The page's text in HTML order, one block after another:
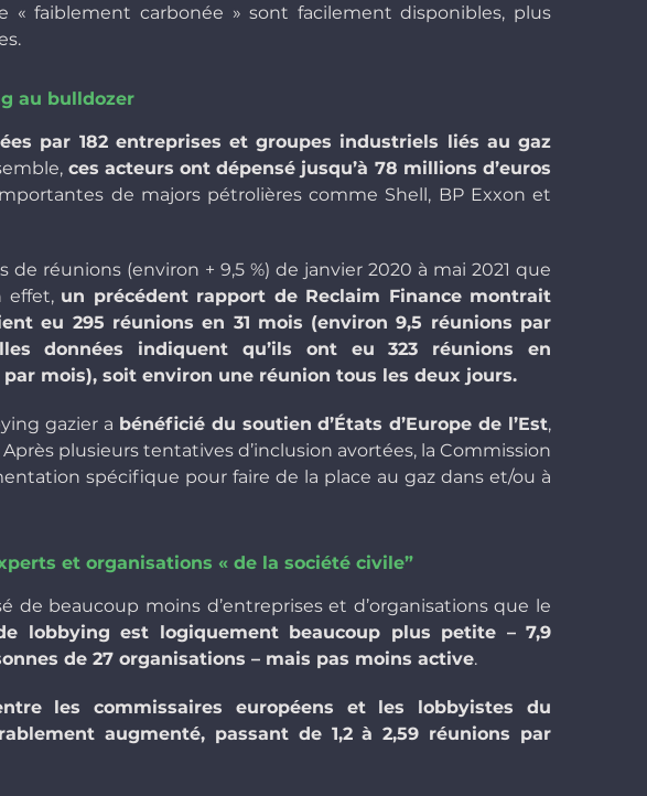
« faiblement carbonée » sont facilement disponibles, plus
au bulldozer
par 182 entreprises et groupes industriels liés au gaz
ces acteurs ont dépensé jusqu’à 78 millions d’euros
de majors pétrolières comme Shell, BP Exxon et
réunions (environ + 9,5 %) de janvier 2020 à mai 2021 que
effet, un précédent rapport de Reclaim Finance montrait
eu 295 réunions en 31 mois (environ 9,5 réunions par
données indiquent qu’ils ont eu 323 réunions en
par mois), soit environ une réunion tous les deux jours.
gazier a bénéficié du soutien d’États d’Europe de l’Est,
plusieurs tentatives d’inclusion avortées, la Commission
spécifique pour faire de la place au gaz dans et/ou à
et organisations « de la société civile”
de beaucoup moins d’entreprises et d’organisations que le
lobbying est logiquement beaucoup plus petite – 7,9
de 27 organisations – mais pas moins active.
les commissaires européens et les lobbyistes du
augmenté, passant de 1,2 à 2,59 réunions par